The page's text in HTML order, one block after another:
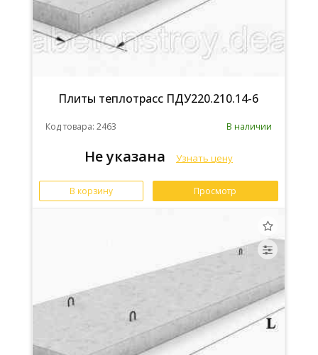
Плиты теплотрасс ПДУ220.210.14-6
Код товара: 2463 В наличии
Не указана Узнать цену
В корзину Просмотр